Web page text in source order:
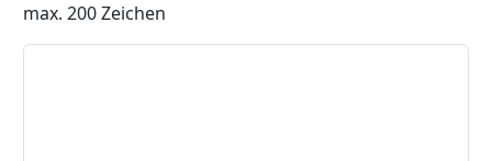
max. 200 Zeichen